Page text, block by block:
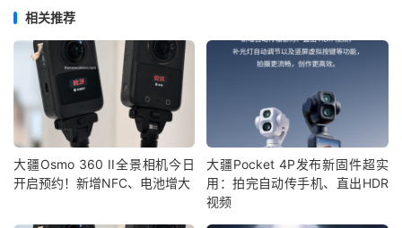
相关推荐
大疆Osmo 360 II全景相机今日
开启预约！新增NFC、电池增大
大疆Pocket 4P发布新固件超实
用：拍完自动传手机、直出HDR
视频